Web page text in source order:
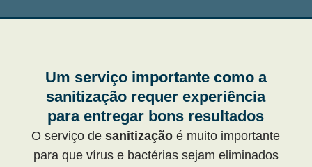
Um serviço importante como a
sanitização requer experiência
para entregar bons resultados
O serviço desanitização é muito importante
para que vírus e bactérias sejam eliminados